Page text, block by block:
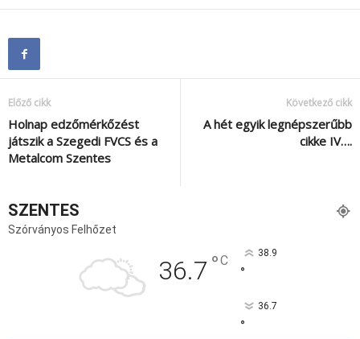
Előző cikk
Holnap edzőmérkőzést
játszik a Szegedi FVCS és a
Metalcom Szentes
Következő cikk
A hét egyik legnépszerűbb
cikke IV….
SZENTES
Szórványos Felhőzet
36.7 °C 38.9
°
36.7
°